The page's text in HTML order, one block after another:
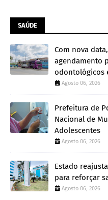
SAÚDE
Com nova
agendamento
odontológicos
Agosto 06, 2026
Prefeitura de
Nacional de
Adolescentes
Agosto 06, 2026
Estado
para reforçar
Agosto 06, 2026